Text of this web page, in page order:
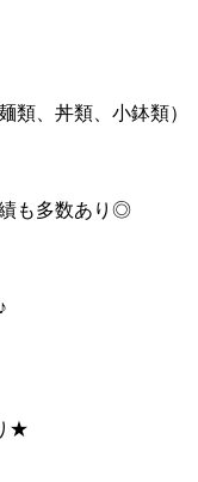
類、丼類、小鉢類）
も多数あり◎
★